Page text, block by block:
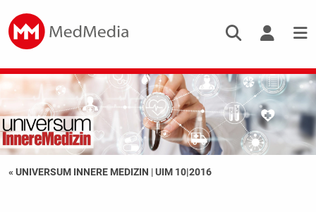
« UNIVERSUM INNERE MEDIZIN |UIM 10|2016